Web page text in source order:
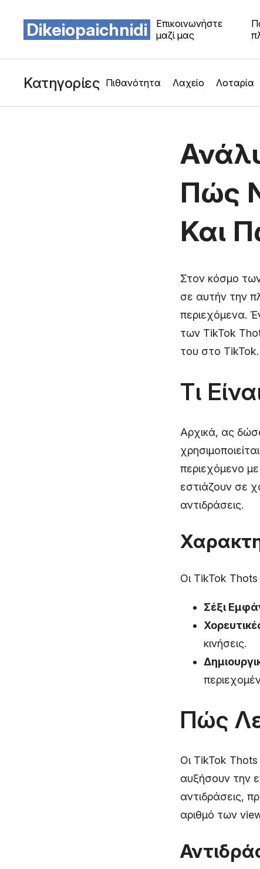
Dikeiopaichnidi
Επικοινωνήστε
μαζί μας
Κατηγορίες Πιθανότητα Λαχείο Λοταρία
Πώς
Και
Στον κόσμο
σε αυτήν την
περιεχόμενα.
των TikTok
του στο TikTok.
Τι
Αρχικά, ας
περιεχόμενο
εστιάζουν σε
αντιδράσεις.
Οι TikTok
Σέξι
κινήσεις.
Πώς
Οι TikTok
αυξήσουν την
αντιδράσεις,
αριθμό των